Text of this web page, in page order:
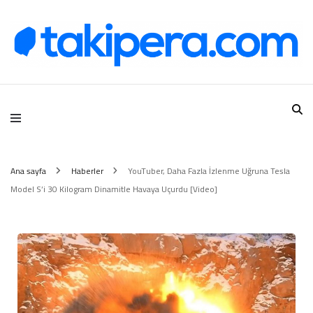
Takipera Dijital Hizmetler
Ana sayfa Haberler
YouTuber, Daha Fazla İzlenme Uğruna Tesla
Model S’i 30 Kilogram Dinamitle Havaya Uçurdu [Video]